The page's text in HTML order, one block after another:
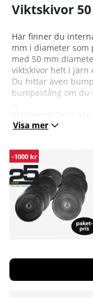
Viktskivor
Här finner du
mm i diameter som
med 50 mm
viktskivor helt i järn
Du hittar även
bumpestång om du
Visa mer
-1000 kr